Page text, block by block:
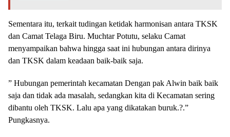
Sementara itu, terkait tudingan ketidak harmonisan antara TKSK
dan Camat Telaga Biru. Muchtar Potutu, selaku Camat
menyampaikan bahwa hingga saat ini hubungan antara dirinya
dan TKSK dalam keadaan baik-baik saja.
” Hubungan pemerintah kecamatan Dengan pak Alwin baik baik
saja dan tidak ada masalah, sedangkan kita di Kecamatan sering
dibantu oleh TKSK. Lalu apa yang dikatakan buruk.?.”
Pungkasnya.